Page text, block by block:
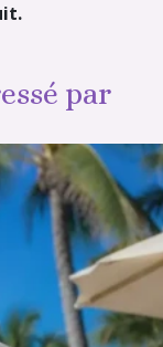
par